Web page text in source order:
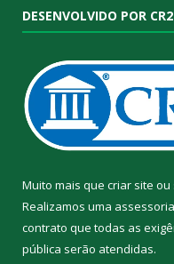
DESENVOLVIDO POR CR2
Muito mais que criar site ou
Realizamos uma assessoria
contrato que todas as
pública serão atendidas.